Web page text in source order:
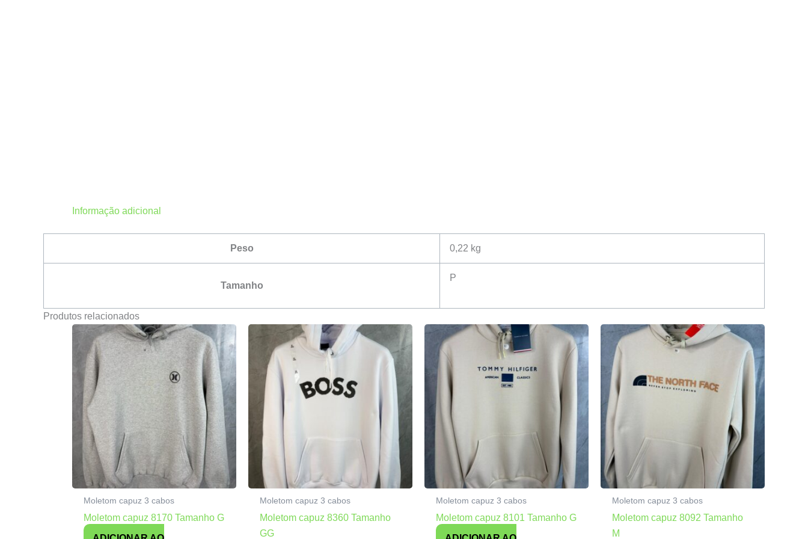
Informação adicional
Peso 0,22 kg
Tamanho
P
Produtos relacionados
Moletom capuz 3 cabos
Moletom capuz 8170 Tamanho G
Moletom capuz 3 cabos
Moletom capuz 8360 Tamanho
GG
Moletom capuz 3 cabos
Moletom capuz 8101 Tamanho G
Moletom capuz 3 cabos
Moletom capuz 8092 Tamanho
M